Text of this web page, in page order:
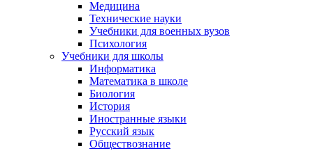
Медицина
Технические науки
Учебники для военных вузов
Психология
Учебники для школы
Информатика
Математика в школе
Биология
История
Иностранные языки
Русский язык
Обществознание